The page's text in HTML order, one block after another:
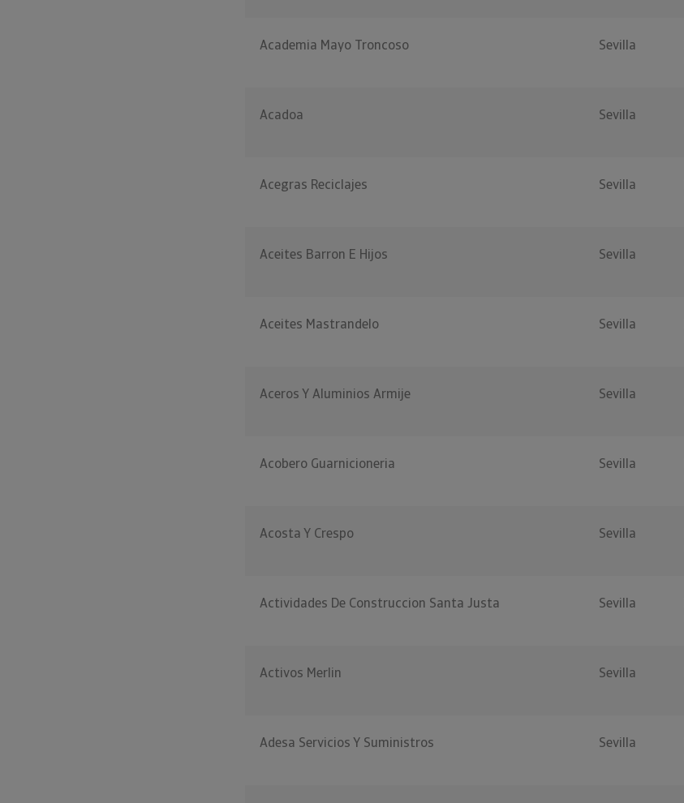
Academia Mayo Troncoso Sevilla
Acadoa Sevilla
Acegras Reciclajes Sevilla
Aceites Barron E Hijos Sevilla
Aceites Mastrandelo Sevilla
Aceros Y Aluminios Armije Sevilla
Acobero Guarnicioneria Sevilla
Acosta Y Crespo Sevilla
Actividades De Construccion Santa Justa Sevilla
Activos Merlin Sevilla
Adesa Servicios Y Suministros Sevilla